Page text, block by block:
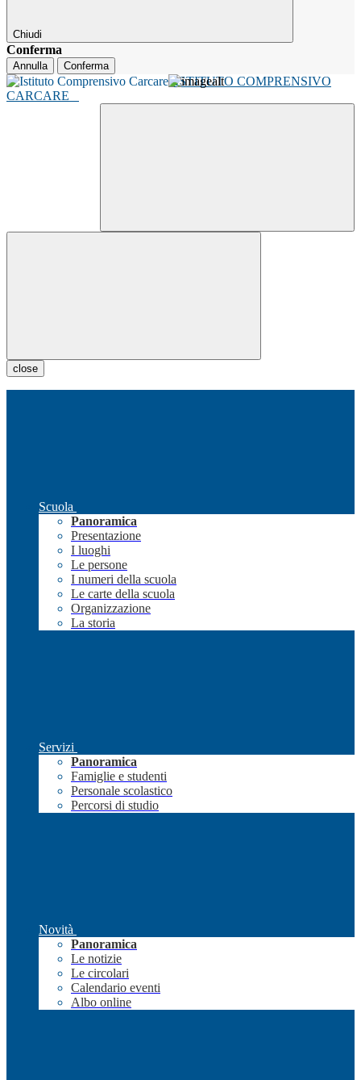
Chiudi
Conferma
Annulla Conferma
ISTITUTO COMPRENSIVO
CARCARE
close
Scuola
Panoramica
Presentazione
I luoghi
Le persone
I numeri della scuola
Le carte della scuola
Organizzazione
La storia
Servizi
Panoramica
Famiglie e studenti
Personale scolastico
Percorsi di studio
Novità
Panoramica
Le notizie
Le circolari
Calendario eventi
Albo online